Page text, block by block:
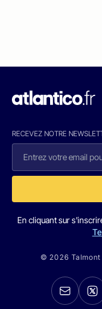
RECEVEZ NOTRE
En cliquant sur
© 2026